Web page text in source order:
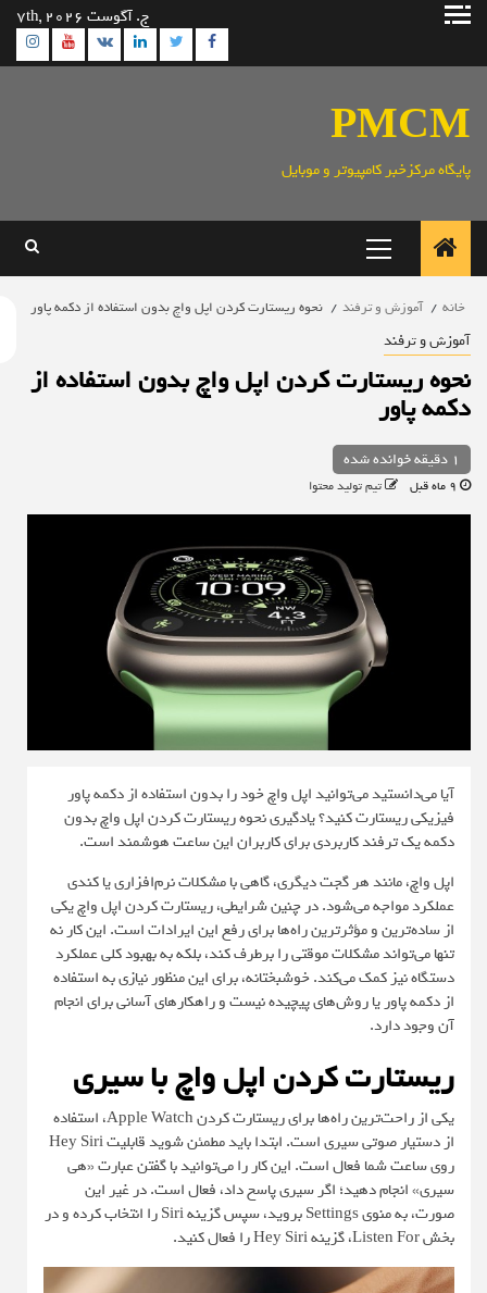
ج. آگوست 7th, 2026
Facebook
Twitter
Linkedin
VK
مرکزخبر کامپیوتر و موبایل
اصلی
خانه آموزش و ترفند نحوه ریستارت کردن اپل واچ بدون استفاده از دکمه پاور
و ترفند
ریستارت کردن اپل واچ بدون استفاده از
پاور
تیم تولید محتوا
آیا می‌دانستید می‌توانید اپل واچ خود را بدون استفاده از دکمه پاور
فیزیکی ریستارت کنید؟ یادگیری نحوه ریستارت کردن اپل واچ بدون
دکمه یک ترفند کاربردی برای کاربران این ساعت هوشمند است.
اپل واچ، مانند هر گجت دیگری، گاهی با مشکلات نرم‌افزاری یا کندی
عملکرد مواجه می‌شود. در چنین شرایطی، ریستارت کردن اپل واچ یکی
از ساده‌ترین و مؤثرترین راه‌ها برای رفع این ایرادات است. این کار نه
تنها می‌تواند مشکلات موقتی را برطرف کند، بلکه به بهبود کلی عملکرد
دستگاه نیز کمک می‌کند. خوشبختانه، برای این منظور نیازی به استفاده
از دکمه پاور یا روش‌های پیچیده نیست و راهکارهای آسانی برای انجام
آن وجود دارد.
ریستارت کردن اپل واچ با سیری
یکی از راحت‌ترین راه‌ها برای ریستارت کردن Apple Watch، استفاده
از دستیار صوتی سیری است. ابتدا باید مطمئن شوید قابلیت Hey Siri
روی ساعت شما فعال است. این کار را می‌توانید با گفتن عبارت «هی
سیری» انجام دهید؛ اگر سیری پاسخ داد، فعال است. در غیر این
صورت، به منوی Settings بروید، سپس گزینه Siri را انتخاب کرده و در
بخش Listen For، گزینه Hey Siri را فعال کنید.